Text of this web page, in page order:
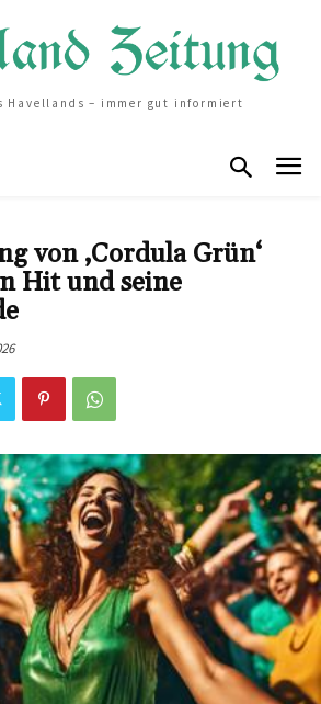
Havellands – immer gut informiert
von ‚Cordula Grün‘
Hit und seine